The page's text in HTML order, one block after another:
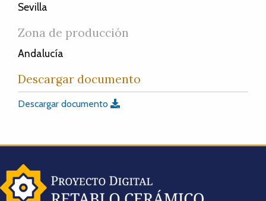
Sevilla
Zona de producción
Andalucía
Descargar documento
Descargar documento